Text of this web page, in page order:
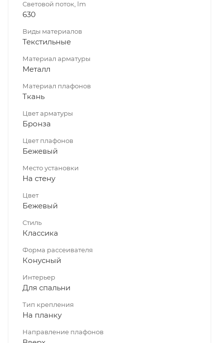
Световой поток, lm
630
Виды материалов
Текстильные
Материал арматуры
Металл
Материал плафонов
Ткань
Цвет арматуры
Бронза
Цвет плафонов
Бежевый
Место установки
На стену
Цвет
Бежевый
Стиль
Классика
Форма рассеивателя
Конусный
Интерьер
Для спальни
Тип крепления
На планку
Направление плафонов